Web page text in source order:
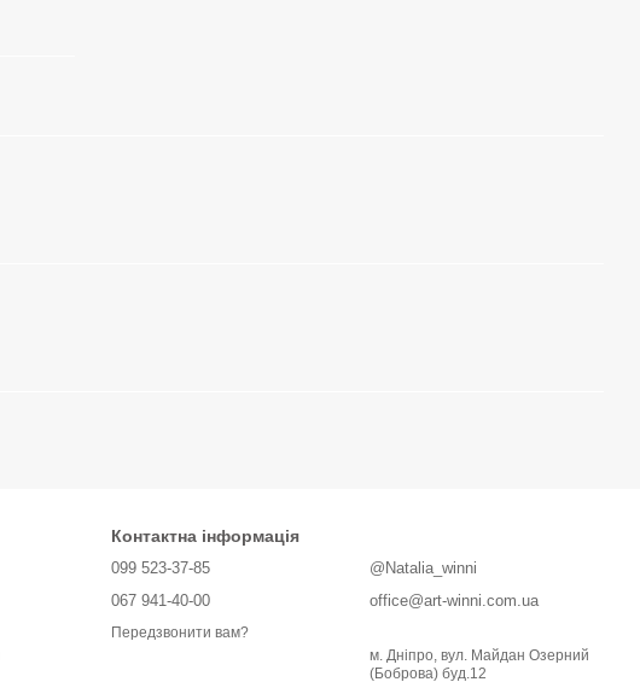
Контактна інформація
099 523-37-85
067 941-40-00
Передзвонити вам?
@Natalia_winni
office@art-winni.com.ua
м. Дніпро, вул. Майдан Озерний
(Боброва) буд.12